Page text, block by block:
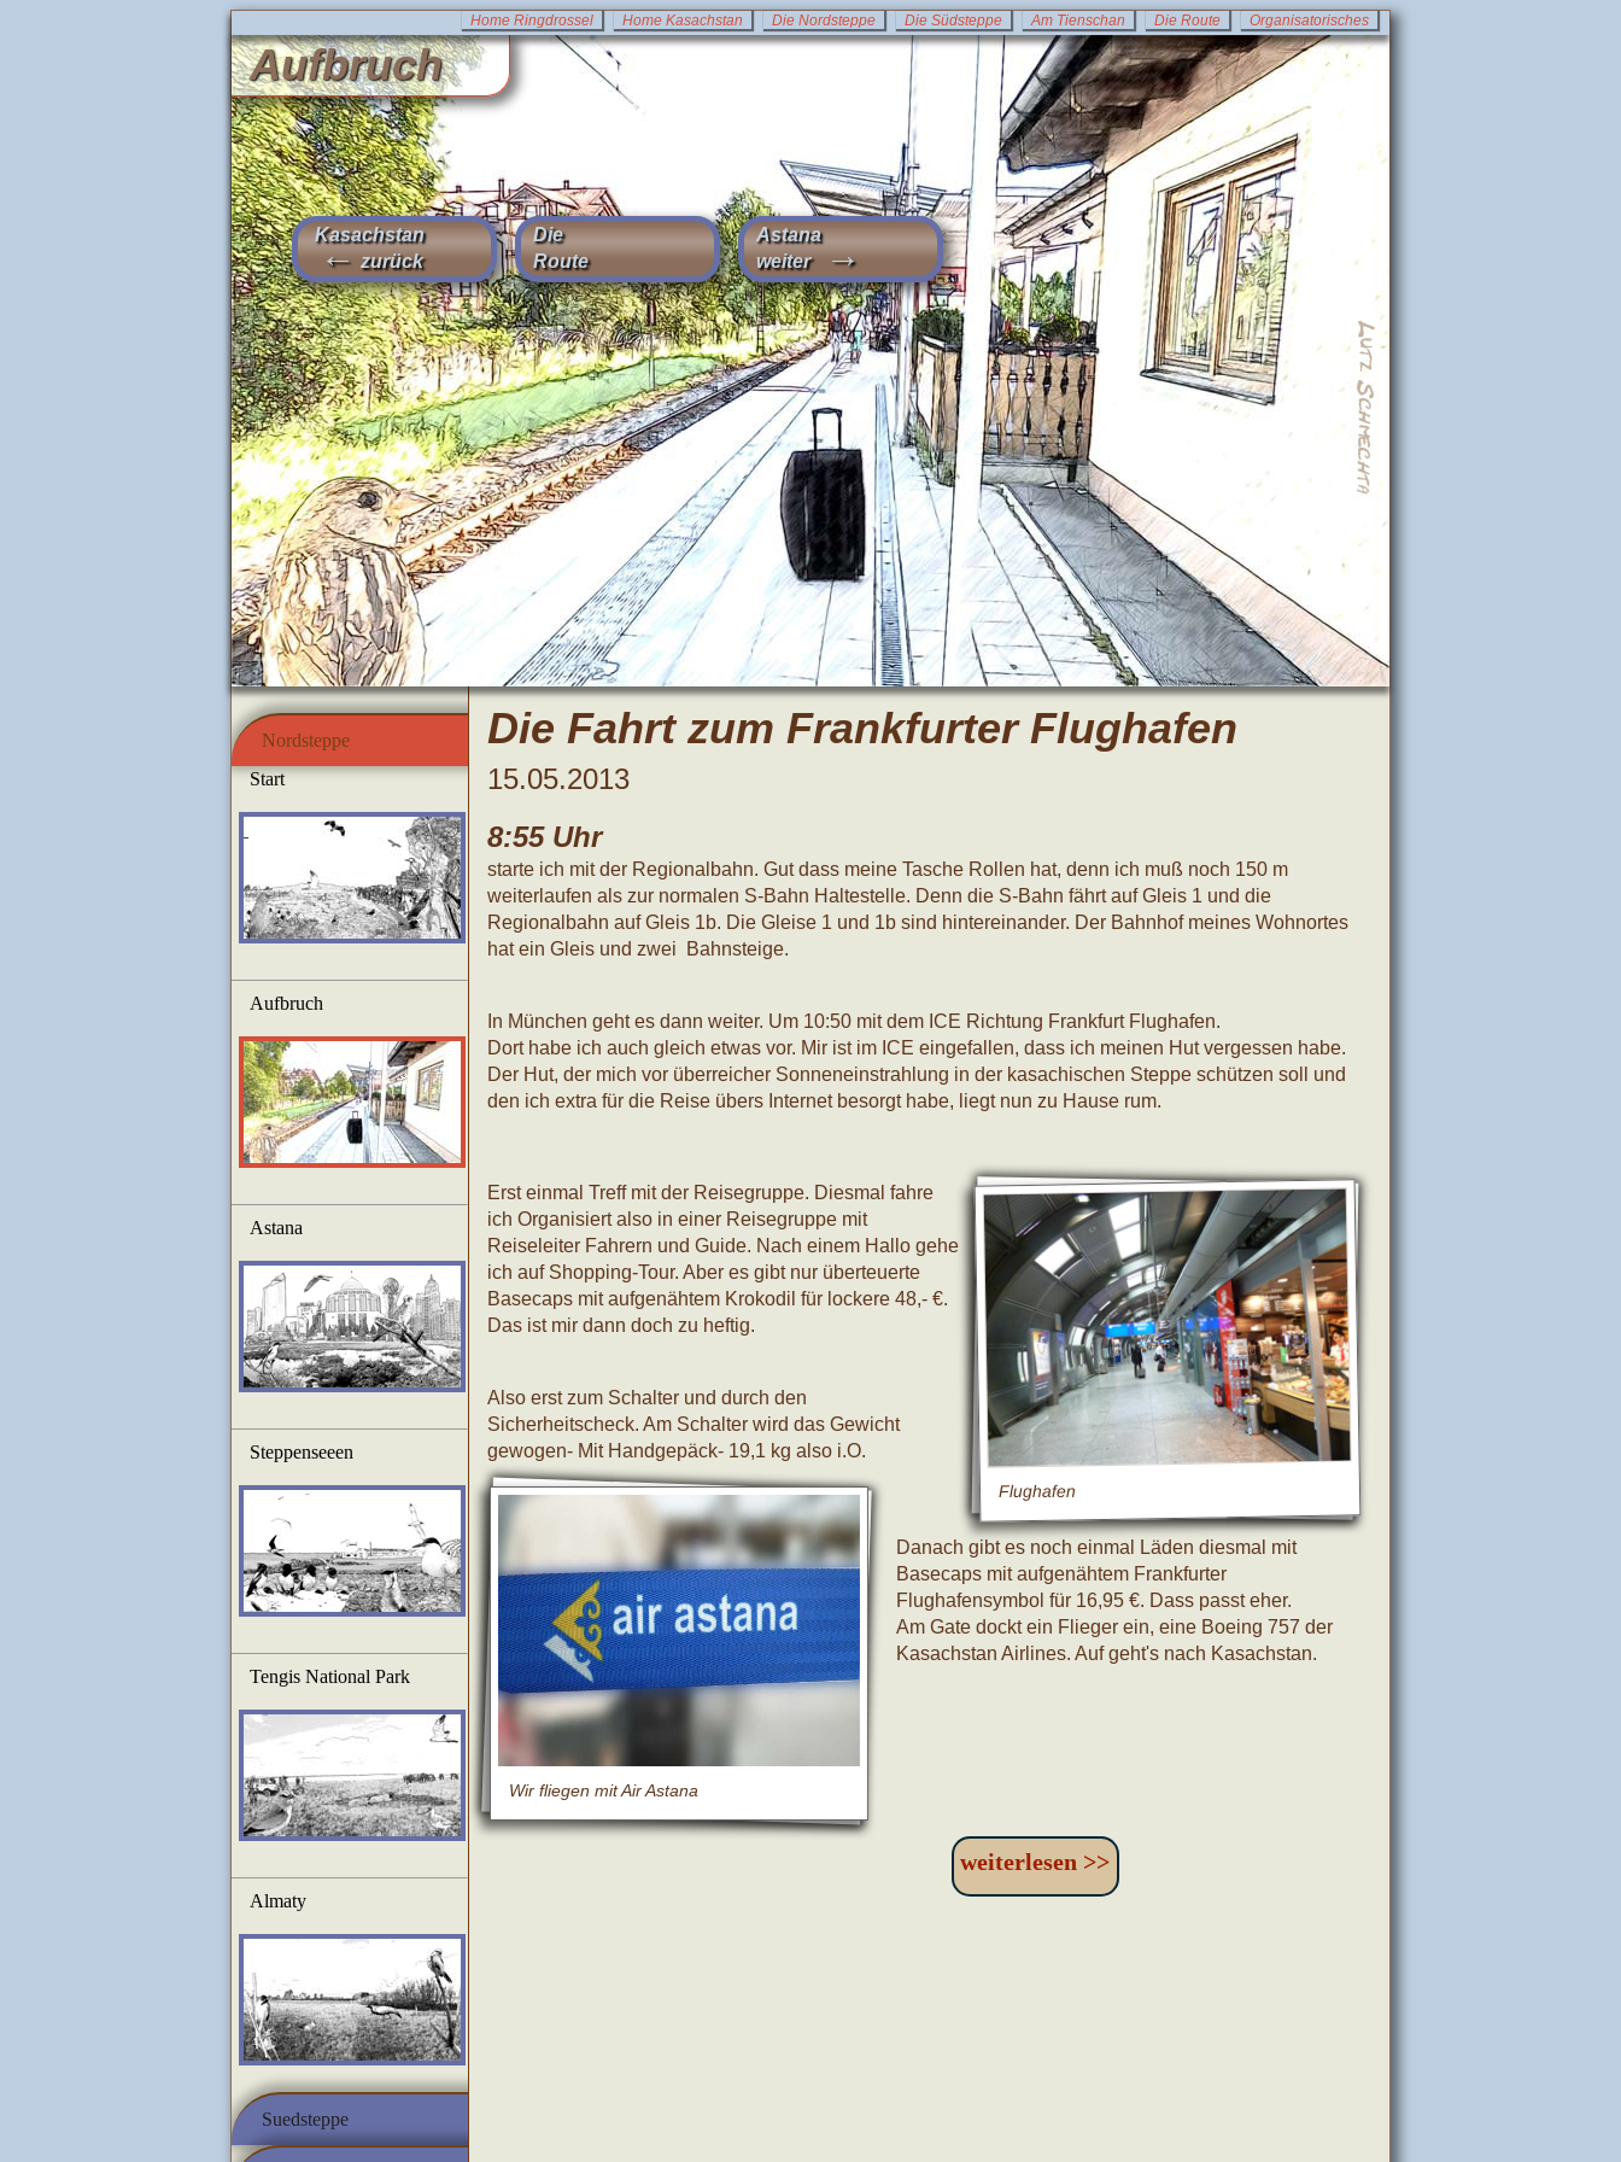
Organisatorisches
Die Route
Am Tienschan
Die Südsteppe
Die Nordsteppe
Home Kasachstan
Home Ringdrossel
Kasachstan
← zurück
Die
Route
Astana
weiter→
Aufbruch
>
Nordsteppe
Start
Aufbruch
Astana
Steppenseeen
Tengis National Park
Almaty
Suedsteppe
Die Fahrt zum Frankfurter Flughafen
15.05.2013
8:55 Uhr
starte ich mit der Regionalbahn. Gut dass meine Tasche Rollen hat, denn ich muß noch 150 m
weiterlaufen als zur normalen S-Bahn Haltestelle. Denn die S-Bahn fährt auf Gleis 1 und die
Regionalbahn auf Gleis 1b. Die Gleise 1 und 1b sind hintereinander. Der Bahnhof meines Wohnortes
hat ein Gleis und zwei Bahnsteige.
In München geht es dann weiter. Um 10:50 mit dem ICE Richtung Frankfurt Flughafen.
Dort habe ich auch gleich etwas vor. Mir ist im ICE eingefallen, dass ich meinen Hut vergessen habe.
Der Hut, der mich vor überreicher Sonneneinstrahlung in der kasachischen Steppe schützen soll und
den ich extra für die Reise übers Internet besorgt habe, liegt nun zu Hause rum.
Flughafen
Erst einmal Treff mit der Reisegruppe. Diesmal fahre
ich Organisiert also in einer Reisegruppe mit
Reiseleiter Fahrern und Guide. Nach einem Hallo gehe
ich auf Shopping-Tour. Aber es gibt nur überteuerte
Basecaps mit aufgenähtem Krokodil für lockere 48,- €.
Das ist mir dann doch zu heftig.
Also erst zum Schalter und durch den
Sicherheitscheck. Am Schalter wird das Gewicht
gewogen- Mit Handgepäck- 19,1 kg also i.O.
Wir fliegen mit Air Astana
Danach gibt es noch einmal Läden diesmal mit
Basecaps mit aufgenähtem Frankfurter
Flughafensymbol für 16,95 €. Dass passt eher.
Am Gate dockt ein Flieger ein, eine Boeing 757 der
Kasachstan Airlines. Auf geht's nach Kasachstan.
weiterlesen >>